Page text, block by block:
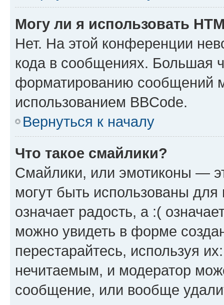
Могу ли я использовать
Нет. На этой конференции
кода в сообщениях. Большая
форматированию сообщений
использованием BBCode.
Вернуться к началу
Что такое смайлики?
Смайлики, или эмотиконы —
могут быть использованы
означает радость, а :(
можно увидеть в форме
перестарайтесь, используя
нечитаемым, и модератор
сообщение, или вообще